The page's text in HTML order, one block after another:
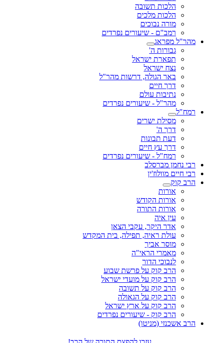
הלכות תשובה
הלכות מלכים
מורה נבוכים
רמב"ם - שיעורים נפרדים
מהר"ל מפראג
גבורות ה'
תפארת ישראל
נצח ישראל
באר הגולה, דרשות מהר"ל
דרך חיים
נתיבות עולם
מהר"ל - שיעורים נפרדים
רמח"ל
מסילת ישרים
דרך ה'
דעת תבונות
דרך עץ חיים
רמח"ל - שיעורים נפרדים
רבי נחמן מברסלב
רבי חיים מוולוז'ין
הרב קוק
אורות
אורות הקודש
אורות התורה
עין איה
אדר היקר, עקבי הצאן
עולת ראיה, תפילה, בית המקדש
מוסר אביך
מאמרי הראי"ה
לנבוכי הדור
הרב קוק על פרשת שבוע
הרב קוק על מועדי ישראל
הרב קוק על תשובה
הרב קוק על הגאולה
הרב קוק על ארץ ישראל
הרב קוק - שיעורים נפרדים
הרב אשכנזי (מניטו)